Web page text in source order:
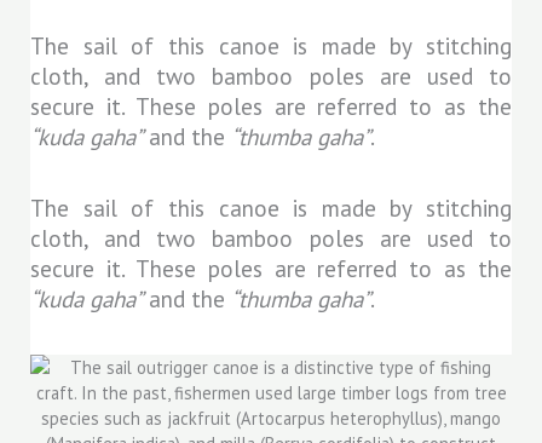
The sail of this canoe is made by stitching
cloth, and two bamboo poles are used to
secure it. These poles are referred to as the
“kuda gaha”and the “thumba gaha”.
The sail of this canoe is made by stitching
cloth, and two bamboo poles are used to
secure it. These poles are referred to as the
“kuda gaha”and the “thumba gaha”.